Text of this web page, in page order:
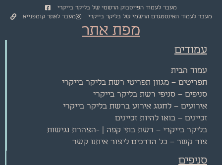
מעבר לעמוד הפייסבוק הרשמי של בליקר בייקרי
מעבר לעמוד האינסטגרם הרשמי של בליקר בייקרי
מעבר לאתר קומפנייא
מפת אתר
עמודים
עמוד הבית
תפריטים – מגוון תפריטי רשת בליקר בייקרי
סניפים – סניפי רשת בליקר בייקרי
אירועים – לחגוג אירוע ברשת בליקר בייקרי
זכיינים – בואו להיות זכיינים
בליקר בייקרי – רשת בתי קפה | -הצהרת נגישות
צור קשר – כל הדרכים ליצור איתנו קשר
סניפים